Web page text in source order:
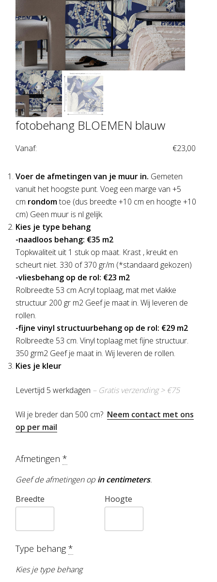
fotobehang BLOEMEN blauw
Vanaf: €23,00
Voer de afmetingen van je muur in. Gemeten
vanuit het hoogste punt. Voeg een marge van +5
cm rondomtoe (dus breedte +10 cm en hoogte +10
cm) Geen muur is nl gelijk.
Kies je type behang
-naadloos behang: €35 m2
Topkwaliteit uit 1 stuk op maat. Krast , kreukt en
scheurt niet. 330 of 370 gr/m (*standaard gekozen)
-vliesbehang op de rol: €23 m2
Rolbreedte 53 cm Acryl toplaag, mat met vlakke
structuur 200 gr m2 Geef je maat in. Wij leveren de
rollen.
-fijne vinyl structuurbehang op de rol: €29 m2
Rolbreedte 53 cm. Vinyl toplaag met fijne structuur.
350 grm2 Geef je maat in. Wij leveren de rollen.
Kies je kleur
Levertijd 5 werkdagen – Gratis verzending > €75
Wil je breder dan 500 cm? Neem contact met ons
op per mail
Afmetingen *
Geef de afmetingen op in centimeters.
Breedte
Hoogte
Type behang*
Kies je type behang